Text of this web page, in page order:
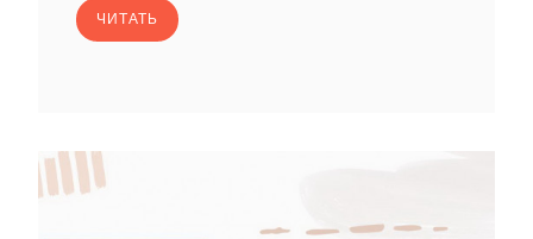
ЧИТАТЬ